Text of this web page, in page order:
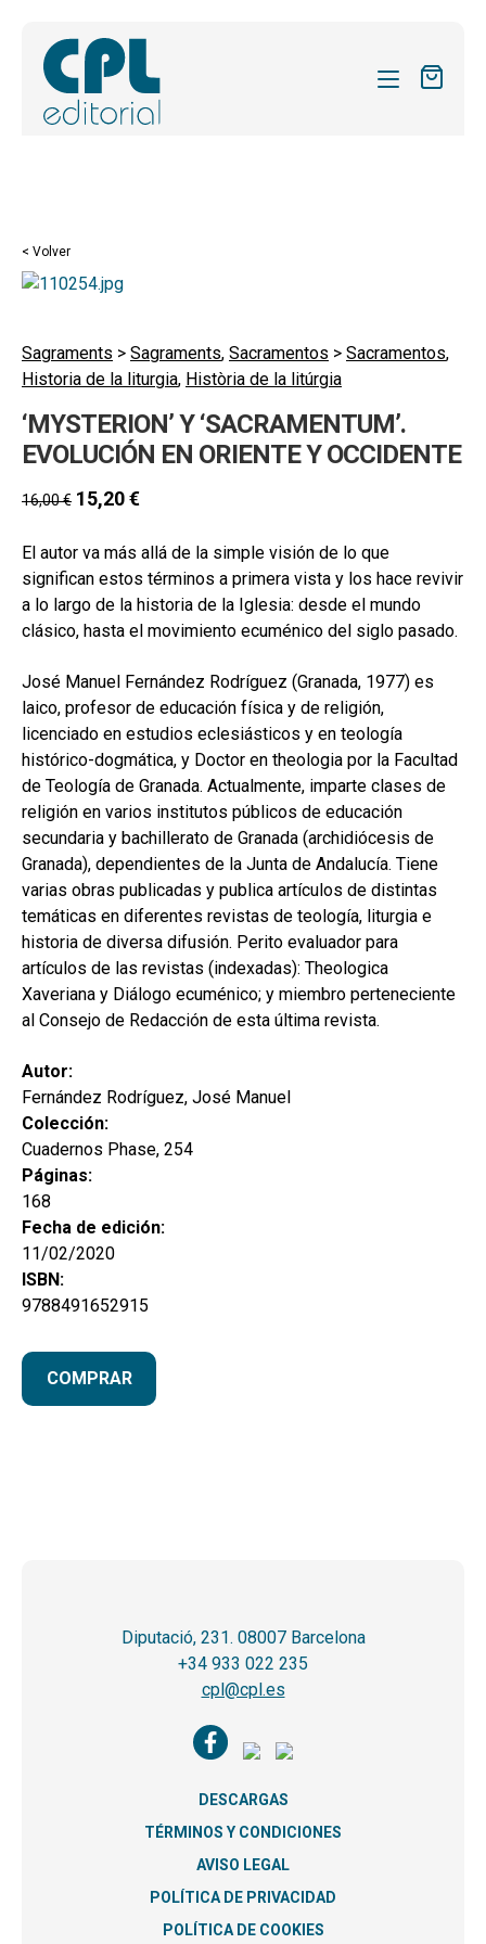
REVISTAS
FORMAS
el
ACTUALIDAD
hijo
BLOG
el
menú
CONTACTO
MI CUENTA
BUSCAR
CAT
ESP
< Volver
Sagraments > Sagraments, Sacramentos > Sacramentos,
Historia de la liturgia, Història de la litúrgia
‘MYSTERION’ Y ‘SACRAMENTUM’.
EVOLUCIÓN EN ORIENTE Y OCCIDENTE
16,00€ 15,20€
El autor va más allá de la simple visión de lo que
significan estos términos a primera vista y los hace revivir
a lo largo de la historia de la Iglesia: desde el mundo
clásico, hasta el movimiento ecuménico del siglo pasado.
José Manuel Fernández Rodríguez (Granada, 1977) es
laico, profesor de educación física y de religión,
licenciado en estudios eclesiásticos y en teología
histórico-dogmática, y Doctor en theologia por la Facultad
de Teología de Granada. Actualmente, imparte clases de
religión en varios institutos públicos de educación
secundaria y bachillerato de Granada (archidiócesis de
Granada), dependientes de la Junta de Andalucía. Tiene
varias obras publicadas y publica artículos de distintas
temáticas en diferentes revistas de teología, liturgia e
historia de diversa difusión. Perito evaluador para
artículos de las revistas (indexadas): Theologica
Xaveriana y Diálogo ecuménico; y miembro perteneciente
al Consejo de Redacción de esta última revista.
Autor:
Fernández Rodríguez, José Manuel
Colección:
Cuadernos Phase, 254
Páginas:
168
Fecha de edición:
11/02/2020
ISBN:
9788491652915
COMPRAR
Diputació, 231. 08007 Barcelona
+34 933 022 235
cpl@cpl.es
DESCARGAS
TÉRMINOS Y CONDICIONES
AVISO LEGAL
POLÍTICA DE PRIVACIDAD
POLÍTICA DE COOKIES